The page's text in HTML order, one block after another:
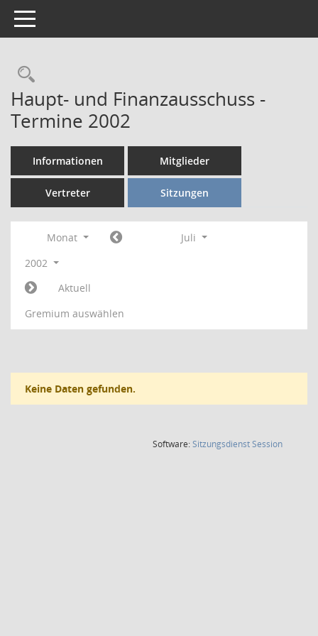
Toggle navigation
Rechercheauswahl
Haupt- und Finanzausschuss -
Termine 2002
Informationen Mitglieder
Vertreter Sitzungen
Monat
Juli
2002
Aktuell
Gremium auswählen
Keine Daten gefunden.
Software:SitzungsdienstSession(Wird in